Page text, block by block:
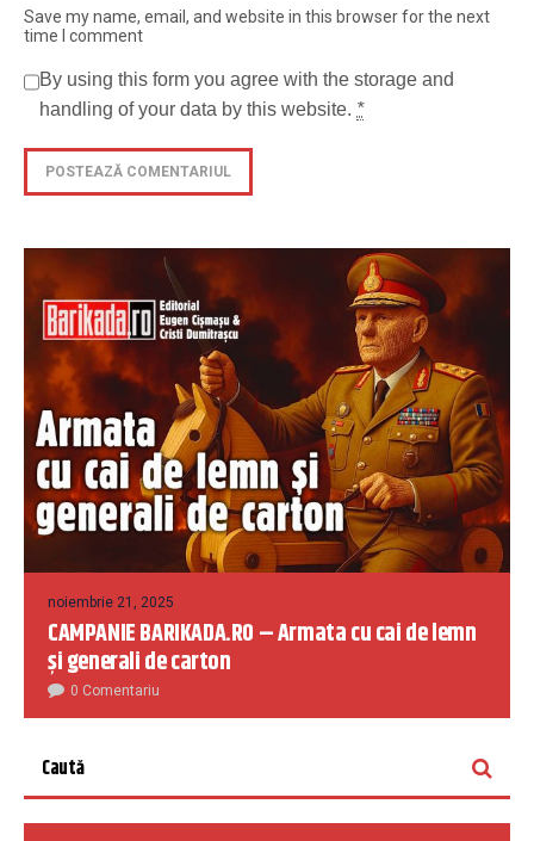
Save my name, email, and website in this browser for the next
time I comment
By using this form you agree with the storage and
handling of your data by this website. *
noiembrie 21, 2025
CAMPANIE BARIKADA.RO – Armata cu cai de lemn
și generali de carton
0 Comentariu